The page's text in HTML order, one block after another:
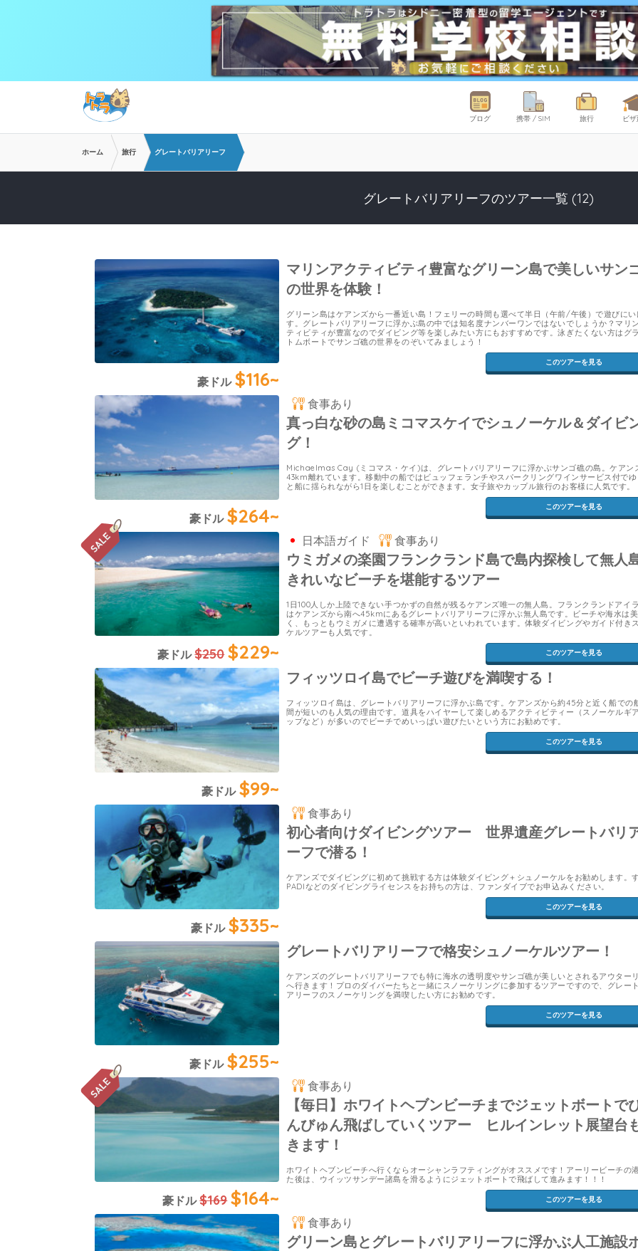
ブログ 携帯 / SIM 旅行 ビ
ホーム 旅行 グレートバリアリーフ
グレートバリアリーフのツアー一覧 (12)
豪ドル $116~
マリンアクティビティ豊富なグリーン島で美しいサン
の世界を体験！
グリーン島はケアンズから一番近い島！フェリーの時間も選べて半日（午前/午後）で遊びにい
す。グレートバリアリーフに浮かぶ島の中では知名度ナンバーワンではないでしょうか？マリ
ティビティが豊富なのでダイビング等を楽しみたい方にもおすすめです。泳ぎたくない方はグ
トムボートでサンゴ礁の世界をのぞいてみましょう！
このツアーを見る
豪ドル $264~
食事あり
真っ白な砂の島ミコマスケイでシュノーケル＆ダイビ
グ！
Michaelmas Cay (ミコマス・ケイ)は、グレートバリアリーフに浮かぶサンゴ礁の島。ケアン
43km離れています。移動中の船ではビュッフェランチやスパークリングワインサービス付でゆ
と船に揺られながら1日を楽しむことができます。女子旅やカップル旅行のお客様に人気です。
このツアーを見る
豪ドル $250 $229~
日本語ガイド 食事あり
ウミガメの楽園フランクランド島で島内探検して無人
きれいなビーチを堪能するツアー
1日100人しか上陸できない手つかずの自然が残るケアンズ唯一の無人島。フランクランドアイ
はケアンズから南へ45kmにあるグレートバリアリーフに浮かぶ無人島です。ビーチや海水は
く、もっともウミガメに遭遇する確率が高いといわれています。体験ダイビングやガイド付き
ケルツアーも人気です。
このツアーを見る
豪ドル $99~
フィッツロイ島でビーチ遊びを満喫する！
フィッツロイ島は、グレートバリアリーフに浮かぶ島です。ケアンズから約45分と近く船での
間が短いのも人気の理由です。道具をハイヤーして楽しめるアクティビティー（スノーケルギ
ップなど）が多いのでビーチでめいっぱい遊びたいという方にお勧めです。
このツアーを見る
豪ドル $335~
食事あり
初心者向けダイビングツアー 世界遺産グレートバリ
ーフで潜る！
ケアンズでダイビングに初めて挑戦する方は体験ダイビング＋シュノーケルをお勧めします。
PADIなどのダイビングライセンスをお持ちの方は、ファンダイブでお申込みください。
このツアーを見る
豪ドル $255~
グレートバリアリーフで格安シュノーケルツアー！
ケアンズのグレートバリアリーフでも特に海水の透明度やサンゴ礁が美しいとされるアウター
へ行きます！プロのダイバーたちと一緒にスノーケリングに参加するツアーですので、グレー
アリーフのスノーケリングを満喫したい方にお勧めです。
このツアーを見る
豪ドル $169 $164~
食事あり
【毎日】ホワイトヘブンビーチまでジェットボートで
んびゅん飛ばしていくツアー ヒルインレット展望台
きます！
ホワイトヘブンビーチへ行くならオーシャンラフティングがオススメです！アーリービーチの
た後は、ウイッツサンデー諸島を滑るようにジェットボートで飛ばして進みます！！！
このツアーを見る
食事あり
グリーン島とグレートバリアリーフに浮かぶ人工施設